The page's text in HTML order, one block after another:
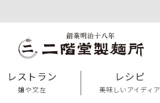
レストラン
麺や文左
レシピ
美味しいアイディア